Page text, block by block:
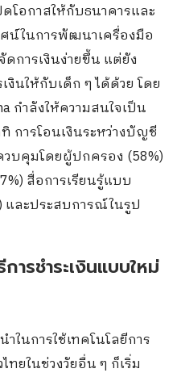
โอกาสให้กับธนาคารและ
น์ในการพัฒนาเครื่องมือ
การเงินง่ายขึ้น แต่ยัง
งินให้กับเด็ก ๆ ได้ด้วย โดย
กำลังให้ความสนใจเป็น
การโอนเงินระหว่างบัญชี
บคุมโดยผู้ปกครอง (58%)
สื่อการเรียนรู้แบบ
และประสบการณ์ในรูป
ารชำระเงินแบบใหม่
ในการใช้เทคโนโลยีการ
ยในช่วงวัยอื่น ๆ ก็เริ่ม